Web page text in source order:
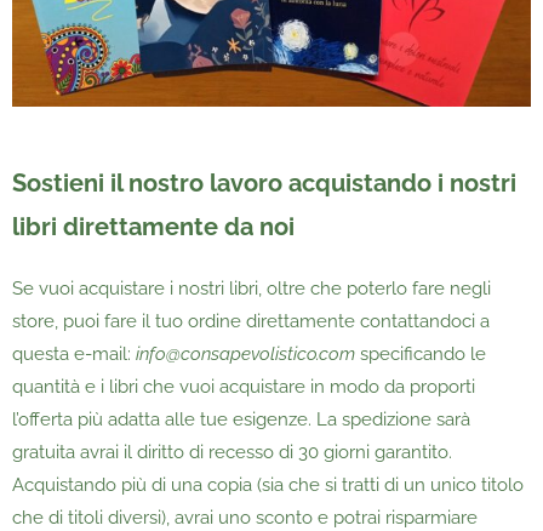
Sostieni il nostro lavoro acquistando i nostri
libri direttamente da noi
Se vuoi acquistare i nostri libri, oltre che poterlo fare negli
store, puoi fare il tuo ordine direttamente contattandoci a
questa e-mail: info@consapevolistico.com specificando le
quantità e i libri che vuoi acquistare in modo da proporti
l’offerta più adatta alle tue esigenze. La spedizione sarà
gratuita avrai il diritto di recesso di 30 giorni garantito.
Acquistando più di una copia (sia che si tratti di un unico titolo
che di titoli diversi), avrai uno sconto e potrai risparmiare